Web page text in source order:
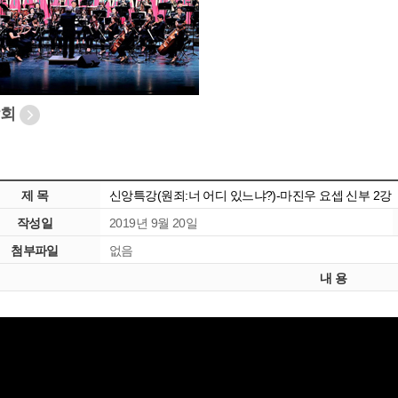
제 목
신앙특강(원죄:너 어디 있느냐?)-마진우 요셉 신부 2강
작성일
2019년 9월 20일
첨부파일
없음
내 용